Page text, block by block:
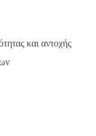
και αντοχής